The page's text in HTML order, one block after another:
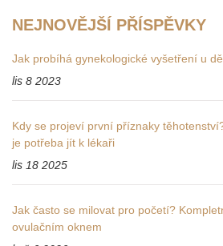
NEJNOVĚJŠÍ PŘÍSPĚVKY
Jak probíhá gynekologické vyšetření u
lis 8 2023
Kdy se projeví první příznaky
je potřeba jít k lékaři
lis 18 2025
Jak často se milovat pro početí?
ovulačním oknem